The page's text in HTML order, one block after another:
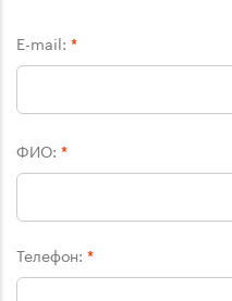
E-mail: *
ФИО: *
Телефон: *